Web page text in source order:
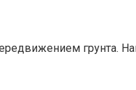
грунта.